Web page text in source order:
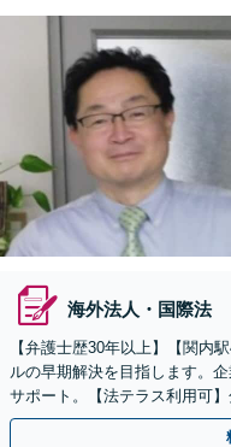
海外法人・国際法
【弁護士歴30年以上】【関内
ルの早期解決を目指します。
サポート。【法テラス利用可
【休日・夜間面談可】【電話